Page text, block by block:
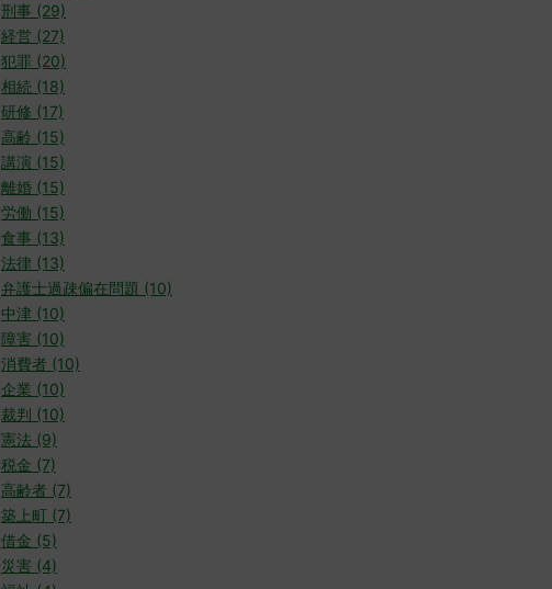
刑事 (29)
経営 (27)
犯罪 (20)
相続 (18)
研修 (17)
高齢 (15)
講演 (15)
離婚 (15)
労働 (15)
食事 (13)
法律 (13)
弁護士過疎偏在問題 (10)
中津 (10)
障害 (10)
消費者 (10)
企業 (10)
裁判 (10)
憲法 (9)
税金 (7)
高齢者 (7)
築上町 (7)
借金 (5)
災害 (4)